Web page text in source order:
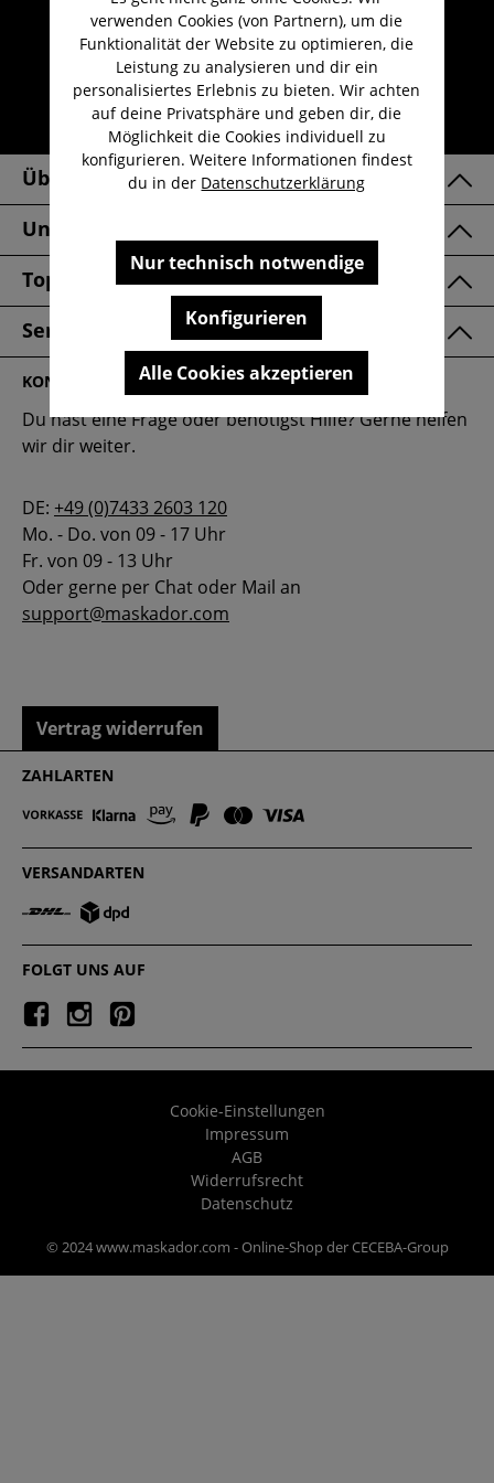
Kauf auf Rechnung
Kostenloser Versand ab 29,-€
Lieferzeit 1-3 Werktage
30 Tage kostenlose Retoure
Über Uns
Unsere Marken
Top Kategorien
Service & FAQ
KONTAKT
Du hast eine Frage oder benötigst Hilfe? Gerne helfen
wir dir weiter.
DE: +49 (0)7433 2603 120
Mo. - Do. von 09 - 17 Uhr
Fr. von 09 - 13 Uhr
Oder gerne per Chat oder Mail an
support@maskador.com
Vertrag widerrufen
ZAHLARTEN
VERSANDARTEN
FOLGT UNS AUF
Cookie-Einstellungen
Impressum
AGB
Widerrufsrecht
Datenschutz
© 2024 www.maskador.com - Online-Shop der CECEBA-Group
verwenden Cookies (von Partnern), um die
Funktionalität der Website zu optimieren, die
Leistung zu analysieren und dir ein
personalisiertes Erlebnis zu bieten. Wir achten
auf deine Privatsphäre und geben dir, die
Möglichkeit die Cookies individuell zu
konfigurieren. Weitere Informationen findest
du in der Datenschutzerklärung
Nur technisch notwendige
Konfigurieren
Alle Cookies akzeptieren